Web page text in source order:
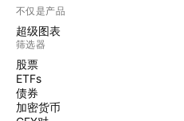
不仅是产品
超级图表
筛选器
股票
ETFs
债券
加密货币